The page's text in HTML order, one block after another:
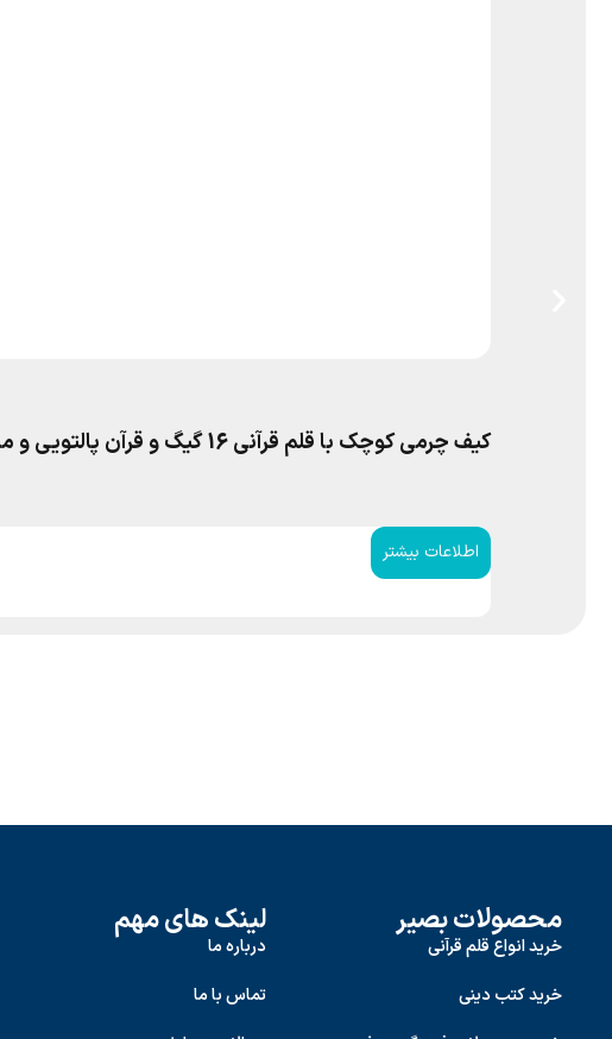
کیف چرمی کوچک با قلم قرآنی 16 گیگ و قرآن پالتویی و منتخب مفاتیح
اطلاعات بیشتر
محصولات بصیر
خرید انواع قلم قرآنی
خرید کتب دینی
لینک های مهم
درباره ما
تماس با ما